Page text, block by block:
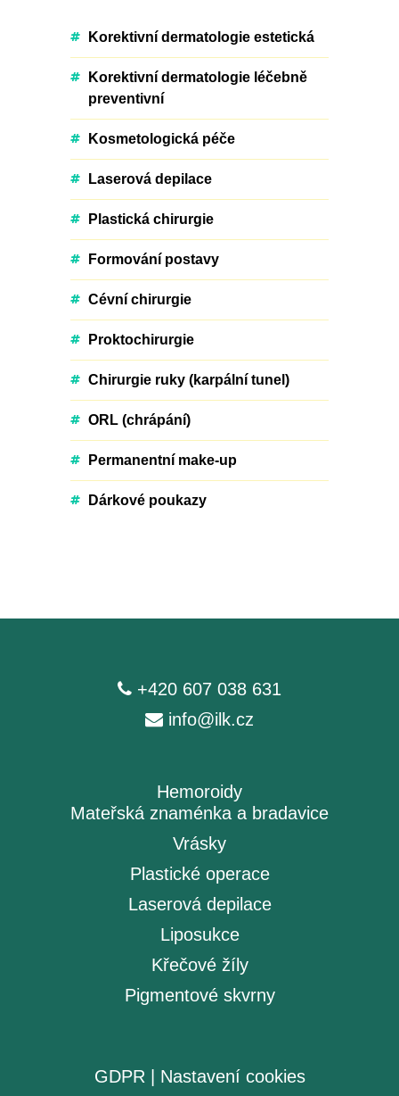
Korektivní dermatologie estetická
Korektivní dermatologie léčebně
preventivní
Kosmetologická péče
Laserová depilace
Plastická chirurgie
Formování postavy
Cévní chirurgie
Proktochirurgie
Chirurgie ruky (karpální tunel)
ORL (chrápání)
Permanentní make-up
Dárkové poukazy
+420 607 038 631
info@ilk.cz
Hemoroidy
Mateřská znaménka a bradavice
Vrásky
Plastické operace
Laserová depilace
Liposukce
Křečové žíly
Pigmentové skvrny
GDPR Nastavení cookies